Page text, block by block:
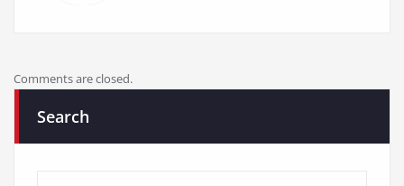
Comments are closed.
Search